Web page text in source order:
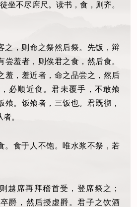
坐不尽席尺。读书，食，则齐。
之，则命之祭然后祭。先饭，辩
尝羞者，则俟君之食，然后食。
羞，羞近者，命之品尝之，然后
必顺近食。君未覆手，不敢飧
飧。饭飧者，三饭也。君既彻，
。
。食于人不饱。唯水浆不祭，若
越席再拜稽首受，登席祭之；
爵，然后授虚爵。君子之饮酒